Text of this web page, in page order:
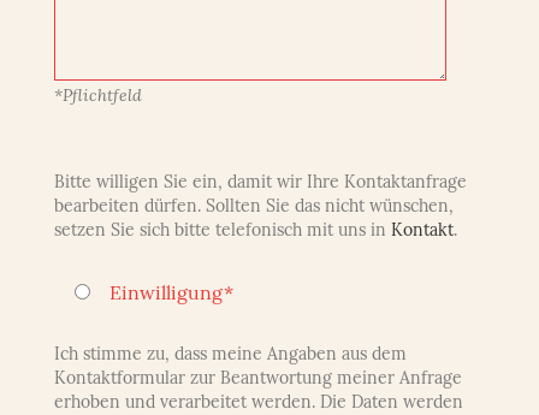
*Pflichtfeld
Bitte willigen Sie ein, damit wir Ihre Kontaktanfrage
bearbeiten dürfen. Sollten Sie das nicht wünschen,
setzen Sie sich bitte telefonisch mit uns in Kontakt.
Einwilligung*
Ich stimme zu, dass meine Angaben aus dem
Kontaktformular zur Beantwortung meiner Anfrage
erhoben und verarbeitet werden. Die Daten werden